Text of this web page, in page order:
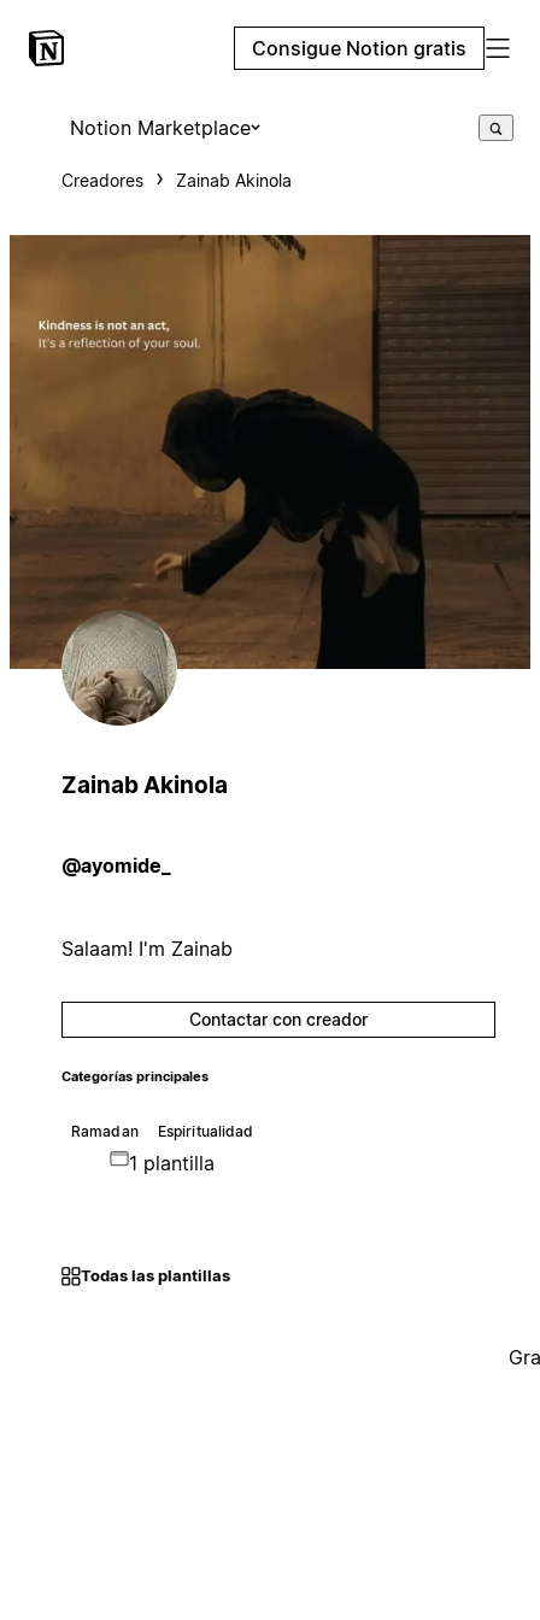
Consigue Notion gratis
Notion Marketplace
Creadores Zainab Akinola
Zainab Akinola
@ayomide_
Salaam! I'm Zainab
Contactar con creador
Categorías principales
Ramadan Espiritualidad
1 plantilla
Todas las plantillas